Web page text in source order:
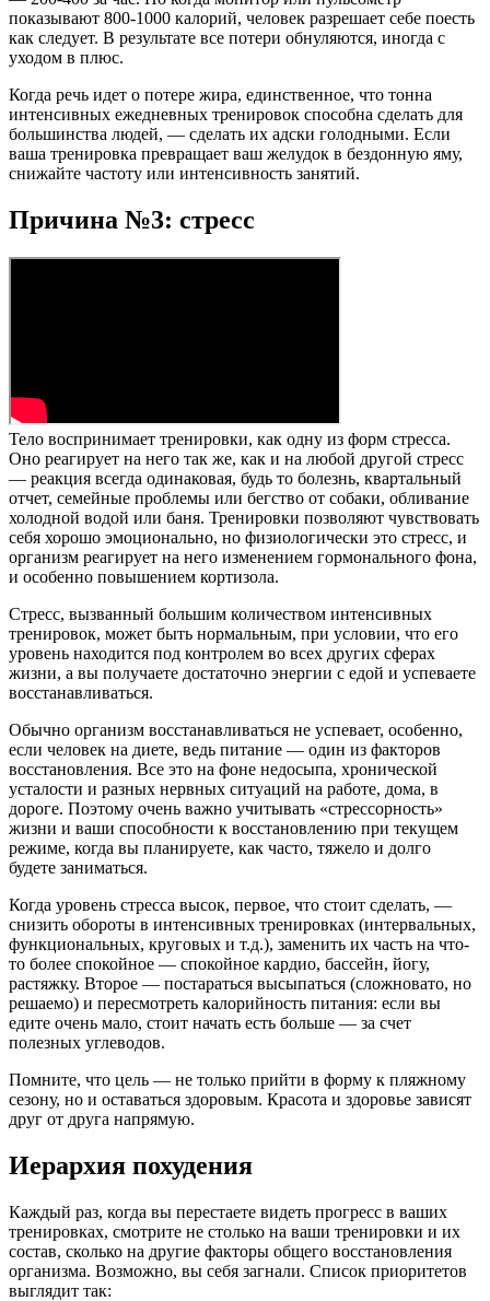
показывают 800-1000 калорий, человек разрешает себе поесть
как следует. В результате все потери обнуляются, иногда с
уходом в плюс.
Когда речь идет о потере жира, единственное, что тонна
интенсивных ежедневных тренировок способна сделать для
большинства людей, — сделать их адски голодными. Если
ваша тренировка превращает ваш желудок в бездонную яму,
снижайте частоту или интенсивность занятий.
Причина №3: стресс
Тело воспринимает тренировки, как одну из форм стресса.
Оно реагирует на него так же, как и на любой другой стресс
— реакция всегда одинаковая, будь то болезнь, квартальный
отчет, семейные проблемы или бегство от собаки, обливание
холодной водой или баня. Тренировки позволяют чувствовать
себя хорошо эмоционально, но физиологически это стресс, и
организм реагирует на него изменением гормонального фона,
и особенно повышением кортизола.
Стресс, вызванный большим количеством интенсивных
тренировок, может быть нормальным, при условии, что его
уровень находится под контролем во всех других сферах
жизни, а вы получаете достаточно энергии с едой и успеваете
восстанавливаться.
Обычно организм восстанавливаться не успевает, особенно,
если человек на диете, ведь питание — один из факторов
восстановления. Все это на фоне недосыпа, хронической
усталости и разных нервных ситуаций на работе, дома, в
дороге. Поэтому очень важно учитывать «стрессорность»
жизни и ваши способности к восстановлению при текущем
режиме, когда вы планируете, как часто, тяжело и долго
будете заниматься.
Когда уровень стресса высок, первое, что стоит сделать, —
снизить обороты в интенсивных тренировках (интервальных,
функциональных, круговых и т.д.), заменить их часть на что-
то более спокойное — спокойное кардио, бассейн, йогу,
растяжку. Второе — постараться высыпаться (сложновато, но
решаемо) и пересмотреть калорийность питания: если вы
едите очень мало, стоит начать есть больше — за счет
полезных углеводов.
Помните, что цель — не только прийти в форму к пляжному
сезону, но и оставаться здоровым. Красота и здоровье зависят
друг от друга напрямую.
Иерархия похудения
Каждый раз, когда вы перестаете видеть прогресс в ваших
тренировках, смотрите не столько на ваши тренировки и их
состав, сколько на другие факторы общего восстановления
организма. Возможно, вы себя загнали. Список приоритетов
выглядит так: